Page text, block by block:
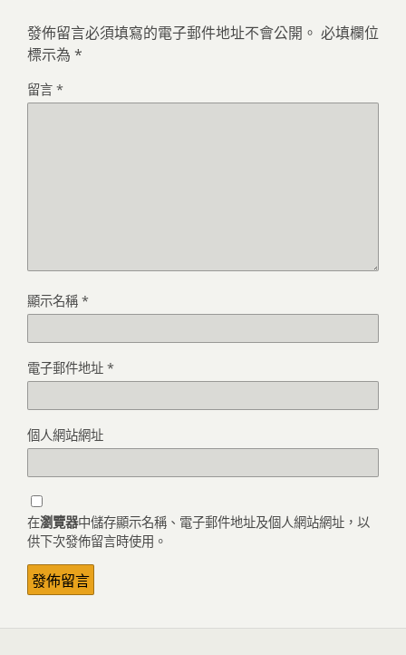
發佈留言必須填寫的電子郵件地址不會公開。 必填欄位
標示為 *
留言 *
顯示名稱 *
電子郵件地址 *
個人網站網址
在瀏覽器中儲存顯示名稱、電子郵件地址及個人網站網址，以
供下次發佈留言時使用。